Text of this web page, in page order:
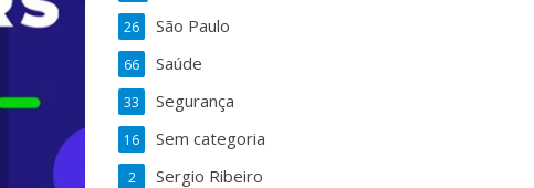
São Paulo
26
Saúde
66
Segurança
33
Sem categoria
16
Sergio Ribeiro
2